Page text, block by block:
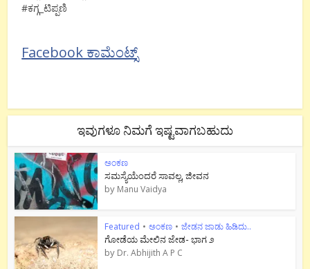
#ಕಗ್ಗ_ಟಿಪ್ಪಣಿ
Facebook ಕಾಮೆಂಟ್ಸ್
ಇವುಗಳೂ ನಿಮಗೆ ಇಷ್ಟವಾಗಬಹುದು
ಅಂಕಣ
ಸಮಸ್ಯೆಯೆಂದರೆ ಸಾವಲ್ಲ, ಜೀವನ
by Manu Vaidya
Featured • ಅಂಕಣ • ಜೇಡನ ಜಾಡು ಹಿಡಿದು..
ಗೋಡೆಯ ಮೇಲಿನ ಜೇಡ- ಭಾಗ ೨
by Dr. Abhijith A P C